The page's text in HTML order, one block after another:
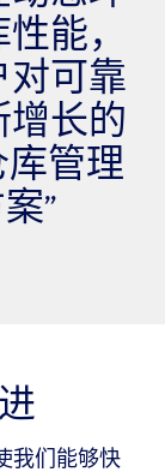
能，
对可靠
增长的
库管理
”
我们能够快